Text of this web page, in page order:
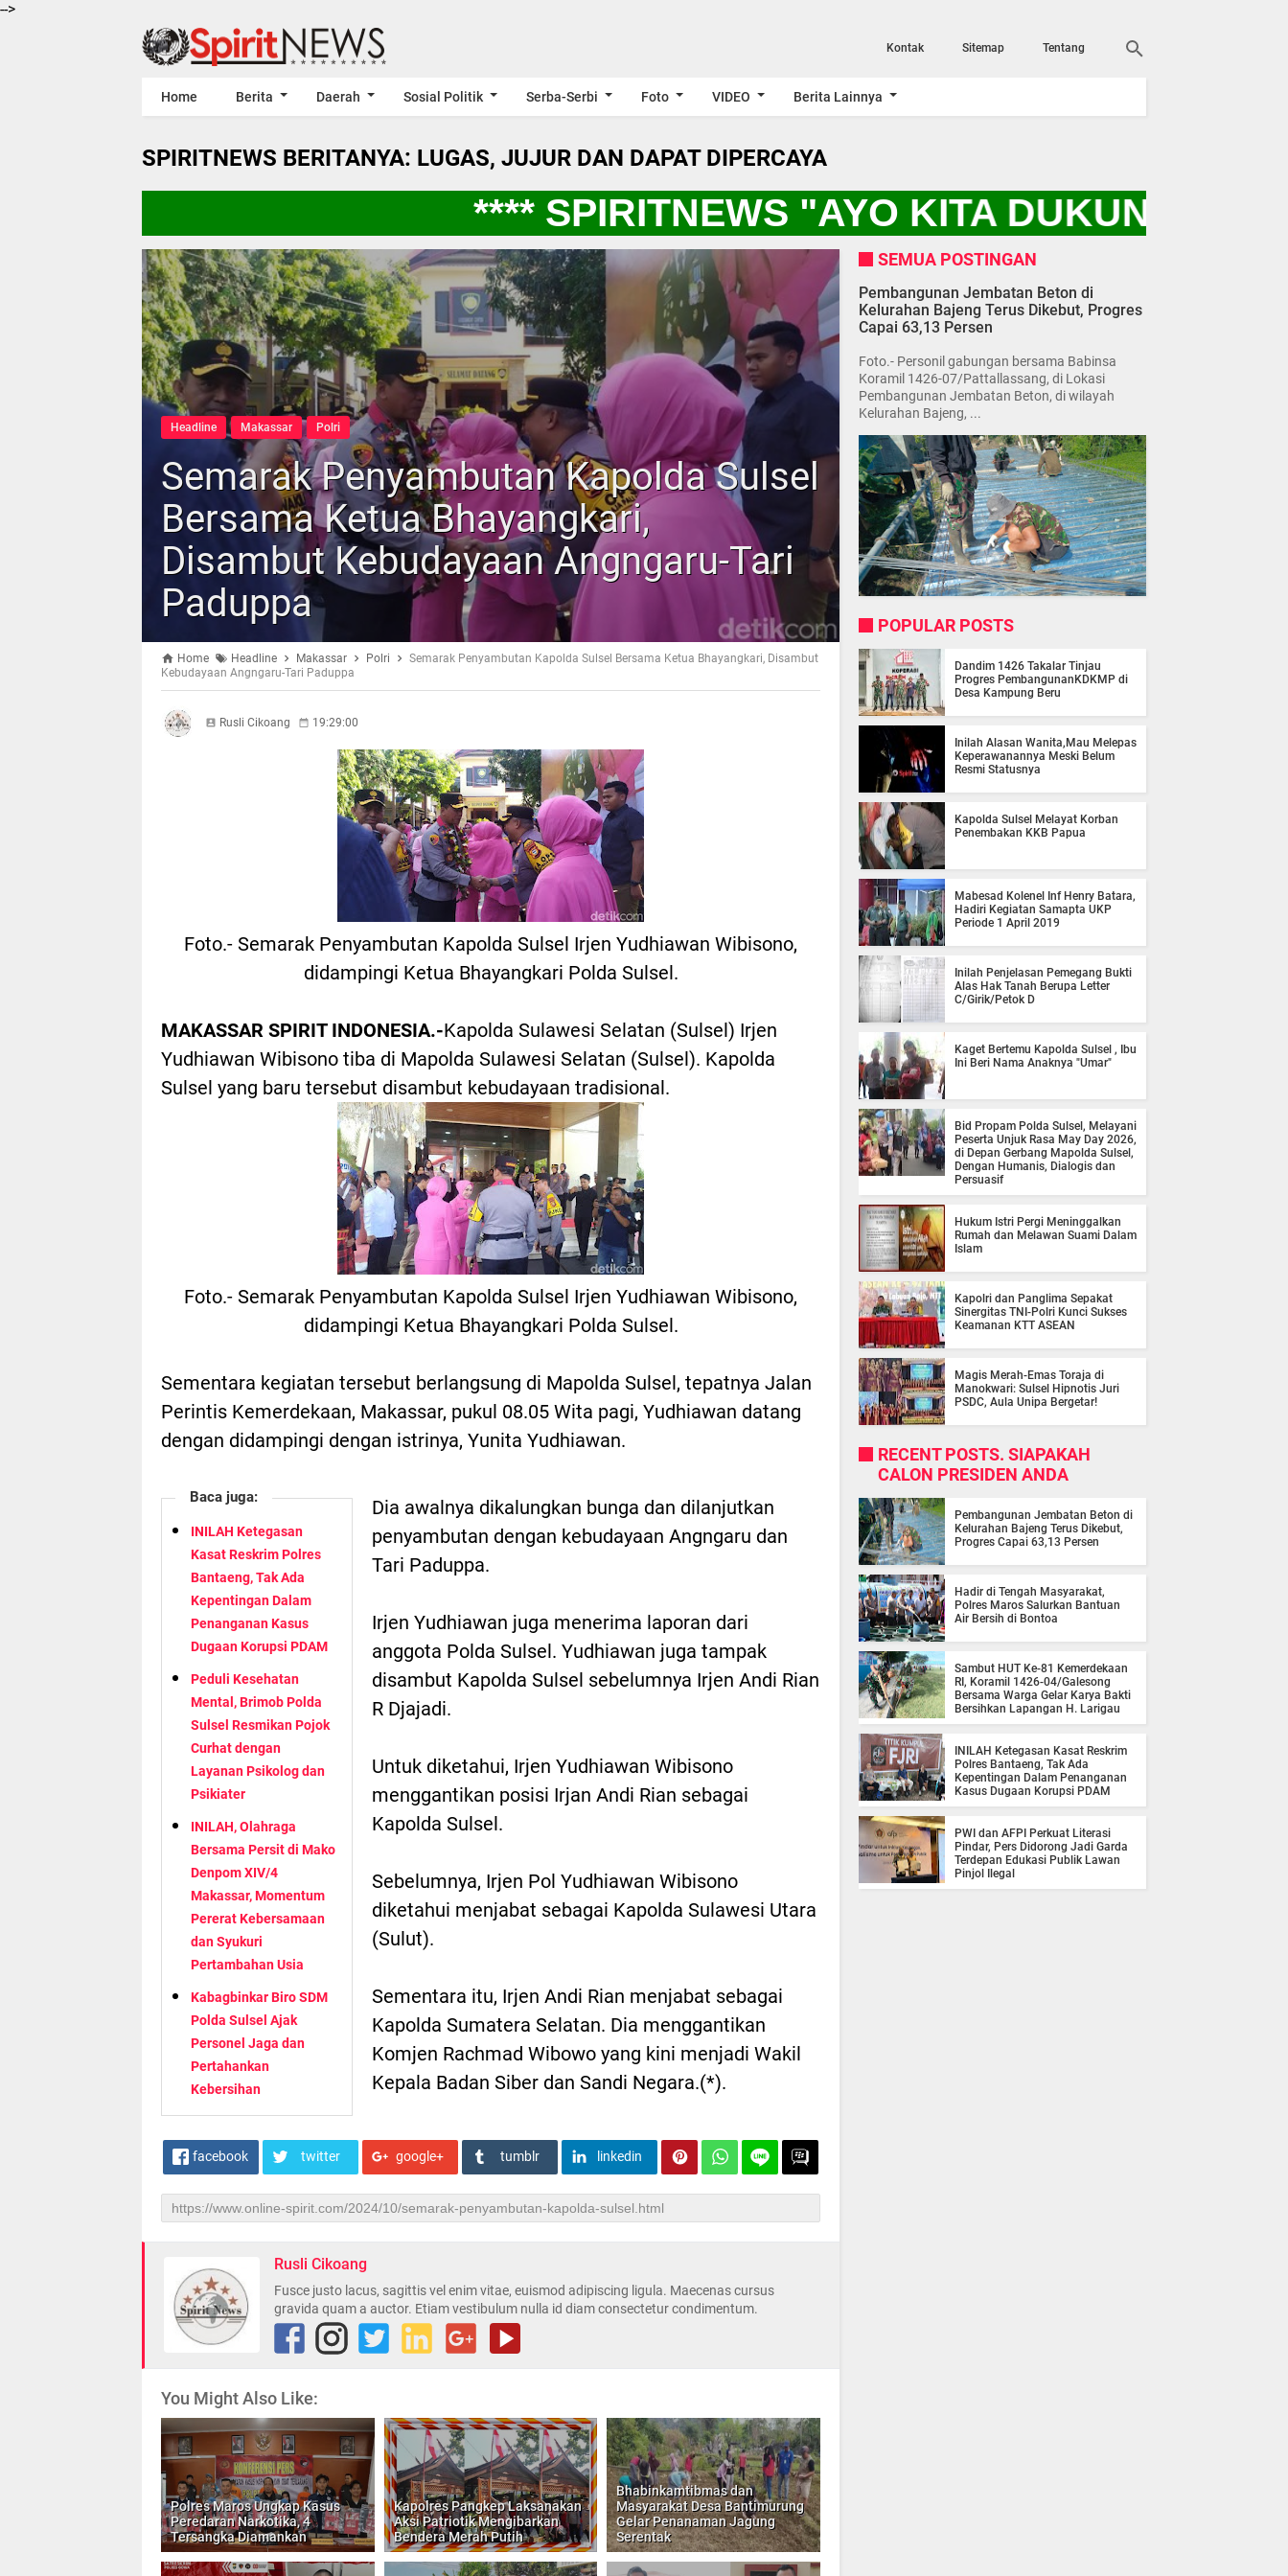
-->
Kontak Sitemap Tentang
Home Berita Daerah Sosial Politik Serba-Serbi Foto VIDEO Berita Lainnya
SPIRITNEWS BERITANYA: LUGAS, JUJUR DAN DAPAT DIPERCAYA
**** SPIRITNEWS "AYO KITA DUKUNG
Headline Makassar Polri
Semarak Penyambutan Kapolda Sulsel
Bersama Ketua Bhayangkari,
Disambut Kebudayaan Angngaru-Tari
Paduppa
Home Headline Makassar Polri
Semarak Penyambutan Kapolda Sulsel Bersama Ketua Bhayangkari, Disambut
Kebudayaan Angngaru-Tari Paduppa
Rusli Cikoang 19:29:00
Foto.- Semarak Penyambutan Kapolda Sulsel Irjen Yudhiawan Wibisono,
didampingi Ketua Bhayangkari Polda Sulsel.
MAKASSAR SPIRIT INDONESIA.-Kapolda Sulawesi Selatan (Sulsel) Irjen
Yudhiawan Wibisono tiba di Mapolda Sulawesi Selatan (Sulsel). Kapolda
Sulsel yang baru tersebut disambut kebudayaan tradisional.
Foto.- Semarak Penyambutan Kapolda Sulsel Irjen Yudhiawan Wibisono,
didampingi Ketua Bhayangkari Polda Sulsel.
Sementara kegiatan tersebut berlangsung di Mapolda Sulsel, tepatnya Jalan
Perintis Kemerdekaan, Makassar, pukul 08.05 Wita pagi, Yudhiawan datang
dengan didampingi dengan istrinya, Yunita Yudhiawan.
Baca juga:
INILAH Ketegasan
Kasat Reskrim Polres
Bantaeng, Tak Ada
Kepentingan Dalam
Penanganan Kasus
Dugaan Korupsi PDAM
Peduli Kesehatan
Mental, Brimob Polda
Sulsel Resmikan Pojok
Curhat dengan
Layanan Psikolog dan
Psikiater
INILAH, Olahraga
Bersama Persit di Mako
Denpom XIV/4
Makassar, Momentum
Pererat Kebersamaan
dan Syukuri
Pertambahan Usia
Kabagbinkar Biro SDM
Polda Sulsel Ajak
Personel Jaga dan
Pertahankan
Kebersihan
Dia awalnya dikalungkan bunga dan dilanjutkan
penyambutan dengan kebudayaan Angngaru dan
Tari Paduppa.
Irjen Yudhiawan juga menerima laporan dari
anggota Polda Sulsel. Yudhiawan juga tampak
disambut Kapolda Sulsel sebelumnya Irjen Andi Rian
R Djajadi.
Untuk diketahui, Irjen Yudhiawan Wibisono
menggantikan posisi Irjan Andi Rian sebagai
Kapolda Sulsel.
Sebelumnya, Irjen Pol Yudhiawan Wibisono
diketahui menjabat sebagai Kapolda Sulawesi Utara
(Sulut).
Sementara itu, Irjen Andi Rian menjabat sebagai
Kapolda Sumatera Selatan. Dia menggantikan
Komjen Rachmad Wibowo yang kini menjadi Wakil
Kepala Badan Siber dan Sandi Negara.(*).
facebook twitter google+ tumblr linkedin
Rusli Cikoang
Fusce justo lacus, sagittis vel enim vitae, euismod adipiscing ligula. Maecenas cursus
gravida quam a auctor. Etiam vestibulum nulla id diam consectetur condimentum.
You Might Also Like:
Polres Maros Ungkap Kasus
Peredaran Narkotika, 4
Tersangka Diamankan
Kapolres Pangkep Laksanakan
Aksi Patriotik Mengibarkan
Bendera Merah Putih
Bhabinkamtibmas dan
Masyarakat Desa Bantimurung
Gelar Penanaman Jagung
Serentak
SEMUA POSTINGAN
Pembangunan Jembatan Beton di
Kelurahan Bajeng Terus Dikebut, Progres
Capai 63,13 Persen
Foto.- Personil gabungan bersama Babinsa
Koramil 1426-07/Pattallassang, di Lokasi
Pembangunan Jembatan Beton, di wilayah
Kelurahan Bajeng, ...
POPULAR POSTS
Dandim 1426 Takalar Tinjau
Progres PembangunanKDKMP di
Desa Kampung Beru
Inilah Alasan Wanita,Mau Melepas
Keperawanannya Meski Belum
Resmi Statusnya
Kapolda Sulsel Melayat Korban
Penembakan KKB Papua
Mabesad Kolenel Inf Henry Batara,
Hadiri Kegiatan Samapta UKP
Periode 1 April 2019
Inilah Penjelasan Pemegang Bukti
Alas Hak Tanah Berupa Letter
C/Girik/Petok D
Kaget Bertemu Kapolda Sulsel , Ibu
Ini Beri Nama Anaknya "Umar"
Bid Propam Polda Sulsel, Melayani
Peserta Unjuk Rasa May Day 2026,
di Depan Gerbang Mapolda Sulsel,
Dengan Humanis, Dialogis dan
Persuasif
Hukum Istri Pergi Meninggalkan
Rumah dan Melawan Suami Dalam
Islam
Kapolri dan Panglima Sepakat
Sinergitas TNI-Polri Kunci Sukses
Keamanan KTT ASEAN
Magis Merah-Emas Toraja di
Manokwari: Sulsel Hipnotis Juri
PSDC, Aula Unipa Bergetar!
RECENT POSTS. SIAPAKAH
CALON PRESIDEN ANDA
Pembangunan Jembatan Beton di
Kelurahan Bajeng Terus Dikebut,
Progres Capai 63,13 Persen
Hadir di Tengah Masyarakat,
Polres Maros Salurkan Bantuan
Air Bersih di Bontoa
Sambut HUT Ke-81 Kemerdekaan
RI, Koramil 1426-04/Galesong
Bersama Warga Gelar Karya Bakti
Bersihkan Lapangan H. Larigau
INILAH Ketegasan Kasat Reskrim
Polres Bantaeng, Tak Ada
Kepentingan Dalam Penanganan
Kasus Dugaan Korupsi PDAM
PWI dan AFPI Perkuat Literasi
Pindar, Pers Didorong Jadi Garda
Terdepan Edukasi Publik Lawan
Pinjol Ilegal